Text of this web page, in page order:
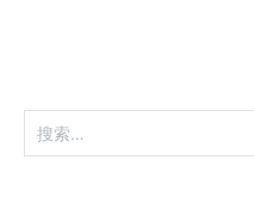
搜
索：